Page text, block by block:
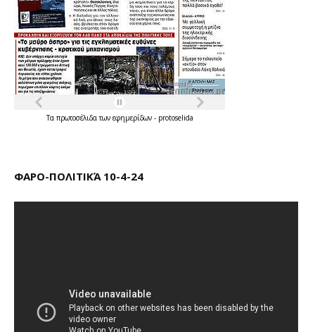
Τα πρωτοσέλιδατων εφημερίδων - protoselida
ΦΑΡΟ-ΠΟΛΙΤΙΚΆ 10-4-24